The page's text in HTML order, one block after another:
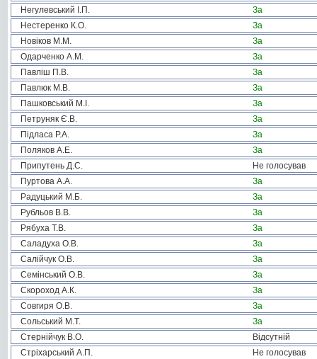
Негулевський І.П.
За
Нестеренко К.О.
За
Новіков М.М.
За
Одарченко А.М.
За
Павліш П.В.
За
Павлюк М.В.
За
Пашковський М.І.
За
Петруняк Є.В.
За
Підласа Р.А.
За
Поляков А.Е.
За
Припутень Д.С.
Не голосував
Пуртова А.А.
За
Радуцький М.Б.
За
Рубльов В.В.
За
Рябуха Т.В.
За
Саладуха О.В.
За
Салійчук О.В.
За
Семінський О.В.
За
Скороход А.К.
За
Совгиря О.В.
За
Сольський М.Т.
За
Стернійчук В.О.
Відсутній
Стріхарський А.П.
Не голосував